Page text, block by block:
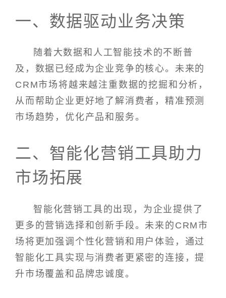
一、数据驱动业务决策
随着大数据和人工智能技术的不断普
及，数据已经成为企业竞争的核心。未来的
CRM市场将越来越注重数据的挖掘和分析，
从而帮助企业更好地了解消费者，精准预测
市场趋势，优化产品和服务。
二、智能化营销工具助力
市场拓展
智能化营销工具的出现，为企业提供了
更多的营销选择和创新手段。未来的CRM市
场将更加强调个性化营销和用户体验，通过
智能化工具实现与消费者更紧密的连接，提
升市场覆盖和品牌忠诚度。